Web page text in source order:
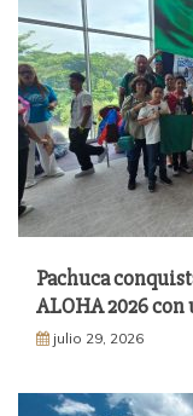
Pachuca
ALOHA 2026
julio 29, 2026